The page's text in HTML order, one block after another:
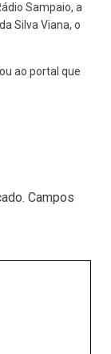
Sampaio, a
Silva Viana, o
ao portal que
Campos